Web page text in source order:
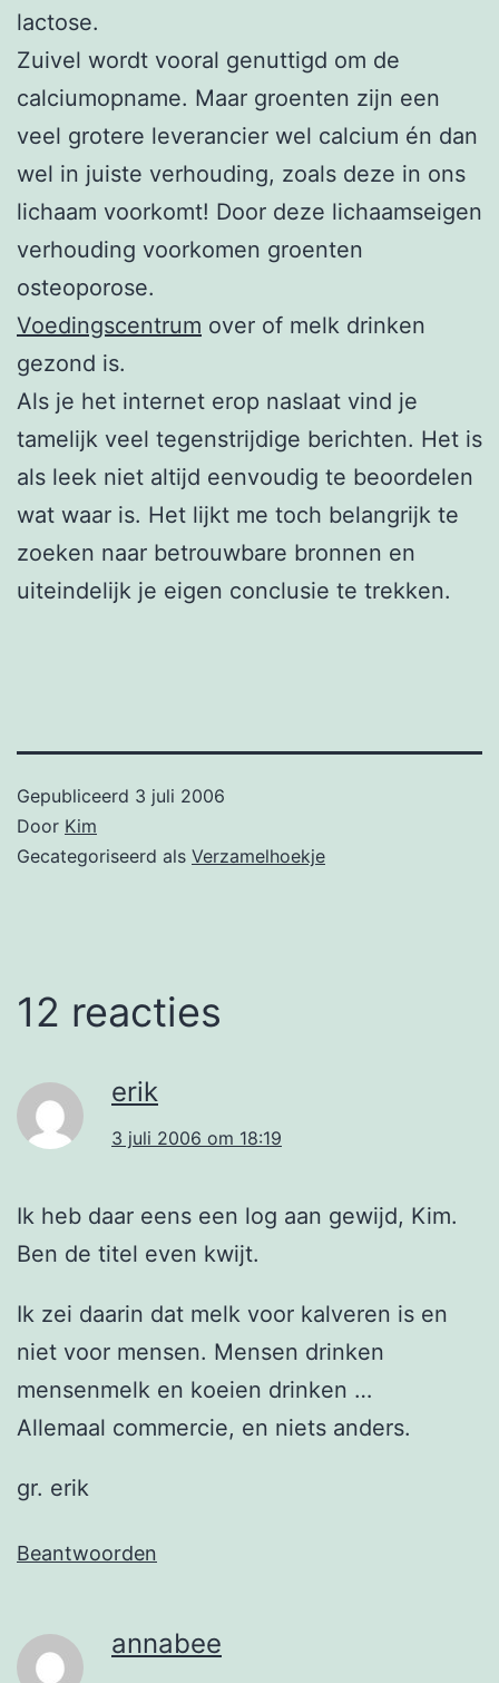
lactose.
Zuivel wordt vooral genuttigd om de
calciumopname. Maar groenten zijn een
veel grotere leverancier wel calcium én dan
wel in juiste verhouding, zoals deze in ons
lichaam voorkomt! Door deze lichaamseigen
verhouding voorkomen groenten
osteoporose.
Voedingscentrum over of melk drinken
gezond is.
Als je het internet erop naslaat vind je
tamelijk veel tegenstrijdige berichten. Het is
als leek niet altijd eenvoudig te beoordelen
wat waar is. Het lijkt me toch belangrijk te
zoeken naar betrouwbare bronnen en
uiteindelijk je eigen conclusie te trekken.
Gepubliceerd 3 juli 2006
Door Kim
Gecategoriseerd als Verzamelhoekje
12 reacties
erik
3 juli 2006 om 18:19
Ik heb daar eens een log aan gewijd, Kim.
Ben de titel even kwijt.
Ik zei daarin dat melk voor kalveren is en
niet voor mensen. Mensen drinken
mensenmelk en koeien drinken …
Allemaal commercie, en niets anders.
gr. erik
Beantwoorden
annabee